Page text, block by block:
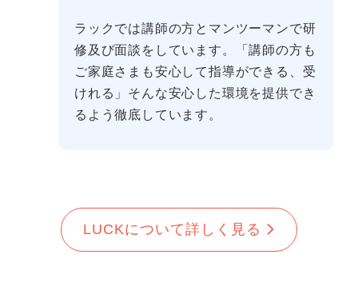
ラックでは講師の方とマンツーマンで研
修及び面談をしています。「講師の方も
ご家庭さまも安心して指導ができる、受
けれる」そんな安心した環境を提供でき
るよう徹底しています。
LUCKについて詳しく見る